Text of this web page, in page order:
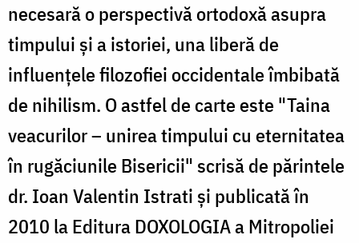
necesară o perspectivă ortodoxă asupra
timpului și a istoriei, una liberă de
influențele filozofiei occidentale îmbibată
de nihilism. O astfel de carte este "Taina
veacurilor – unirea timpului cu eternitatea
în rugăciunile Bisericii" scrisă de părintele
dr. Ioan Valentin Istrati și publicată în
2010 la Editura DOXOLOGIA a Mitropoliei